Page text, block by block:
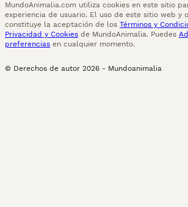
MundoAnimalia.com utiliza cookies en este sitio
experiencia de usuario. El uso de este sitio web y
constituye la aceptación de los Términos y
Privacidad y Cookies de MundoAnimalia. Puedes
preferencias en cualquier momento.
© Derechos de autor 2026 - Mundoanimalia